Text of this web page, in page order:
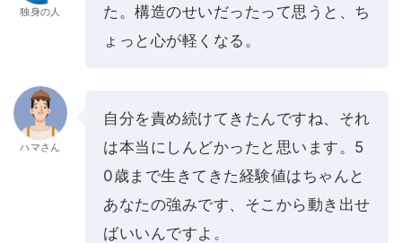
独身の人
た。構造のせいだったって思うと、ち
ょっと心が軽くなる。
ハマさん
自分を責め続けてきたんですね、それ
は本当にしんどかったと思います。5
0歳まで生きてきた経験値はちゃんと
あなたの強みです、そこから動き出せ
ばいいんですよ。